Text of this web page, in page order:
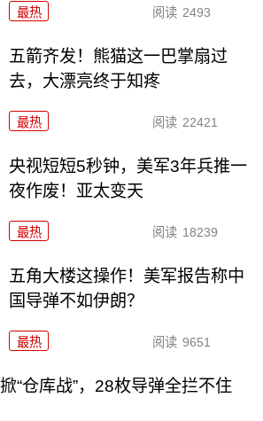
最热 阅读 2493
五箭齐发！熊猫这一巴掌扇过
去，大漂亮终于知疼
最热 阅读 22421
央视短短5秒钟，美军3年兵推一
夜作废！亚太变天
最热 阅读 18239
五角大楼这操作！美军报告称中
国导弹不如伊朗？
最热 阅读 9651
“仓库战”，28枚导弹全拦不住